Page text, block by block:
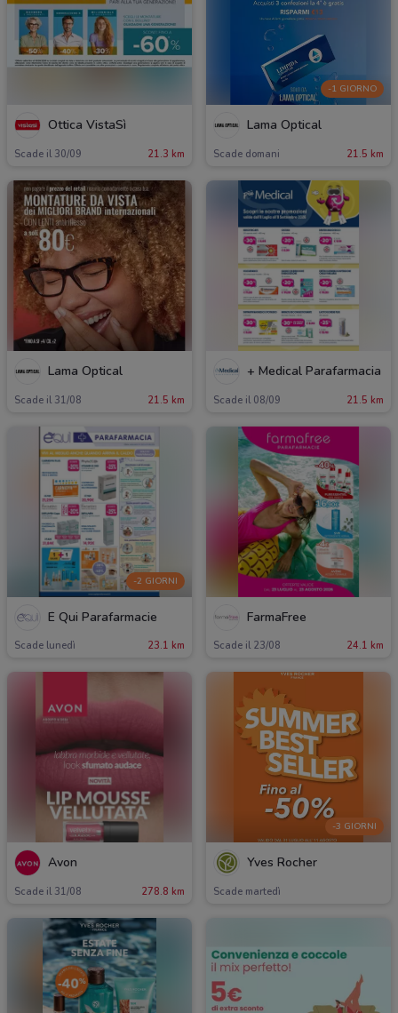
Ottica VistaSì
Scade il 30/09 21.3 km
-1 GIORNO
Lama Optical
Scade domani 21.5 km
Lama Optical
Scade il 31/08 21.5 km
+ Medical Parafarmacia
Scade il 08/09 21.5 km
-2 GIORNI
É Qui Parafarmacie
Scade lunedì 23.1 km
FarmaFree
Scade il 23/08 24.1 km
Avon
Scade il 31/08 278.8 km
-3 GIORNI
Yves Rocher
Scade martedì